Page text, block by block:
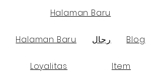
Halaman Baru
Halaman Baru رجال Blog
Loyalitas Item